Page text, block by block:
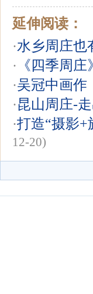
延伸阅读：
·水乡周庄也
· 《四季周
·吴冠中画作
·昆山周庄-
·打造“摄影+
12-20)